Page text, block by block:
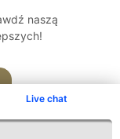
Live chat
naszą